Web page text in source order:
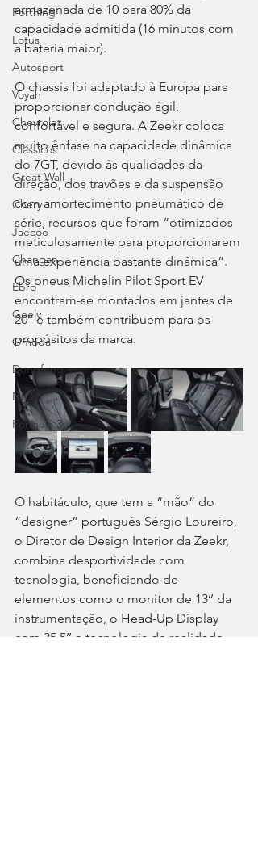
Forthing
Lotus
Autosport
Voyah
Chevrolet
Clássicos
Great Wall
Chery
Jaecoo
Changan
Ebro
Geely
Omoda
Dongfeng
NIO
Fórmula 3
armazenada de 10 para 80% da
capacidade admitida (16 minutos com
a bateria maior).
O chassis foi adaptado à Europa para
proporcionar condução ágil,
confortável e segura. A Zeekr coloca
muito ênfase na capacidade dinâmica
do 7GT, devido às qualidades da
direção, dos travões e da suspensão
com amortecimento pneumático de
série, recursos que foram “otimizados
meticulosamente para proporcionarem
uma experiência bastante dinâmica”.
Os pneus Michelin Pilot Sport EV
encontram-se montados em jantes de
20’’ e também contribuem para os
propósitos da marca.
O habitáculo, que tem a “mão” do
“designer” português Sérgio Loureiro,
o Diretor de Design Interior da Zeekr,
combina desportividade com
tecnologia, beneficiando de
elementos como o monitor de 13’’ da
instrumentação, o Head-Up Display
com 35,5’’ e tecnologia de realidade